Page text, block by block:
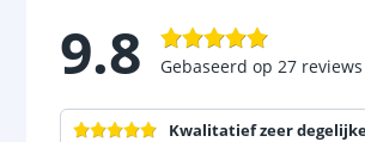
9.8 Gebaseerd op 27 reviews
Kwalitatief zeer